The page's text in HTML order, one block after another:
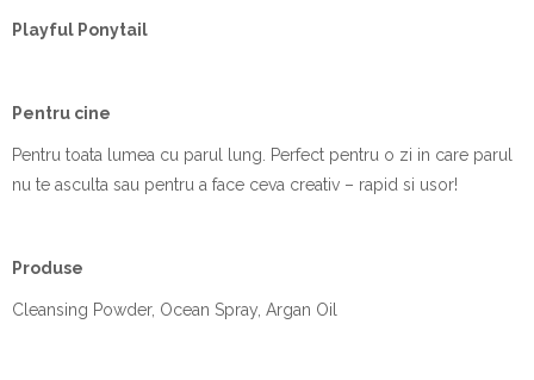
Playful Ponytai l
Pentru cine
Pentru toata lumea cu parul lung. Perfect pentru o zi in care parul
nu te asculta sau pentru a face ceva creativ – rapid si usor!
Produse
Cleansing Powder, Ocean Spray, Argan Oil